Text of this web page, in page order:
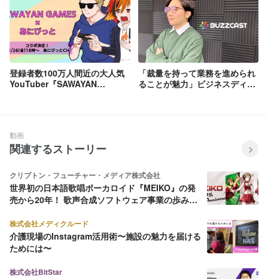
登録者数100万人間近の大人気
YouTuber『SAWAYAN
て登場
「裁量を持って業務を進められ
ることが魅力」ビジネスディレ
動画
関連するストーリー
クリプトン・フューチャー・メディア株式会社
世界初の日本語歌唱ボーカロイド『MEIKO』の発
売から20年！ 歌声合成ソフトウェア事業の歩みを
株式会社メディクルード
介護現場のInstagram活用術〜施設の魅力を届ける
ためには〜
株式会社BitStar